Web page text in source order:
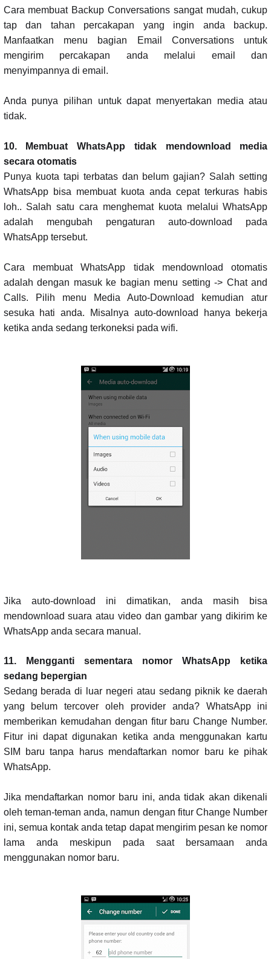
Cara membuat Backup Conversations sangat mudah, cukup
tap dan tahan percakapan yang ingin anda backup.
Manfaatkan menu bagian Email Conversations untuk
mengirim percakapan anda melalui email dan
menyimpannya di email.
Anda punya pilihan untuk dapat menyertakan media atau
tidak.
10. Membuat WhatsApp tidak mendownload media
secara otomatis
Punya kuota tapi terbatas dan belum gajian? Salah setting
WhatsApp bisa membuat kuota anda cepat terkuras habis
loh.. Salah satu cara menghemat kuota melalui WhatsApp
adalah mengubah pengaturan auto-download pada
WhatsApp tersebut.
Cara membuat WhatsApp tidak mendownload otomatis
adalah dengan masuk ke bagian menu setting -> Chat and
Calls. Pilih menu Media Auto-Download kemudian atur
sesuka hati anda. Misalnya auto-download hanya bekerja
ketika anda sedang terkoneksi pada wifi.
Jika auto-download ini dimatikan, anda masih bisa
mendownload suara atau video dan gambar yang dikirim ke
WhatsApp anda secara manual.
11. Mengganti sementara nomor WhatsApp ketika
sedang bepergian
Sedang berada di luar negeri atau sedang piknik ke daerah
yang belum tercover oleh provider anda? WhatsApp ini
memberikan kemudahan dengan fitur baru Change Number.
Fitur ini dapat digunakan ketika anda menggunakan kartu
SIM baru tanpa harus mendaftarkan nomor baru ke pihak
WhatsApp.
Jika mendaftarkan nomor baru ini, anda tidak akan dikenali
oleh teman-teman anda, namun dengan fitur Change Number
ini, semua kontak anda tetap dapat mengirim pesan ke nomor
lama anda meskipun pada saat bersamaan anda
menggunakan nomor baru.